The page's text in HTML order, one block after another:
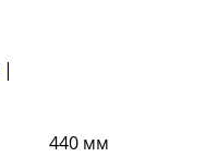
|
440 мм